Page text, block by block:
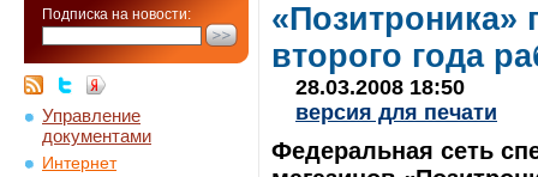
Подписка на новости:
Управление
документами
Интернет
«Позитроника»
второго года
28.03.2008 18:50
версия для печати
Федеральная сеть